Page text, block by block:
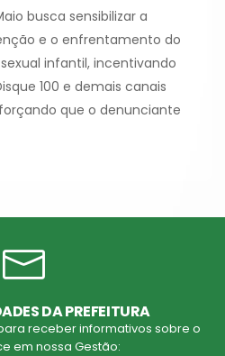
busca sensibilizar a
e o enfrentamento do
infantil, incentivando
100 e demais canais
que o denunciante
DA PREFEITURA
receber informativos sobre o
em nossa Gestão: